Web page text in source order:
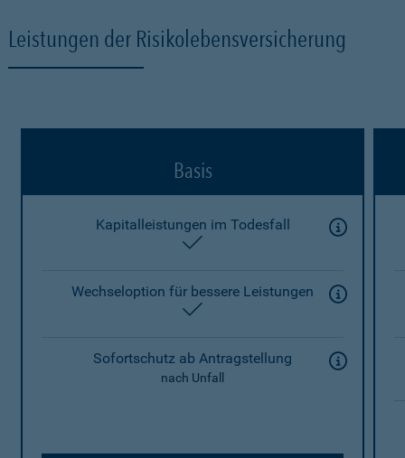
Leistungen der Risikolebensversicherung
Basis
Kapitalleistungen im Todesfall
Wechseloption für bessere Leistungen
Sofortschutz ab Antragstellung
nach Unfall